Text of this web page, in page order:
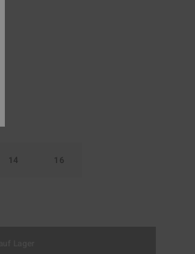
14 16